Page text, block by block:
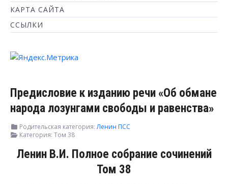
КАРТА САЙТА
ССЫЛКИ
Предисловие к изданию речи «Об обмане
народа лозунгами свободы и равенства»
Родительская категория:Ленин ПСС
Категория: Том 38
Ленин В.И. Полное собрание сочинений
Том 38